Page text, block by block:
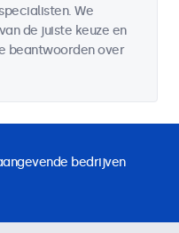
We
de juiste keuze en
beantwoorden over
bedrijven